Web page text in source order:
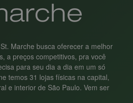
Marche busca oferecer a melhor
a preços competitivos, pra você
para seu dia a dia em um só
temos 31 lojas físicas na capital,
e interior de São Paulo. Vem ser